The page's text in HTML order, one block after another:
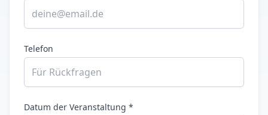
Telefon
Datum der Veranstaltung *